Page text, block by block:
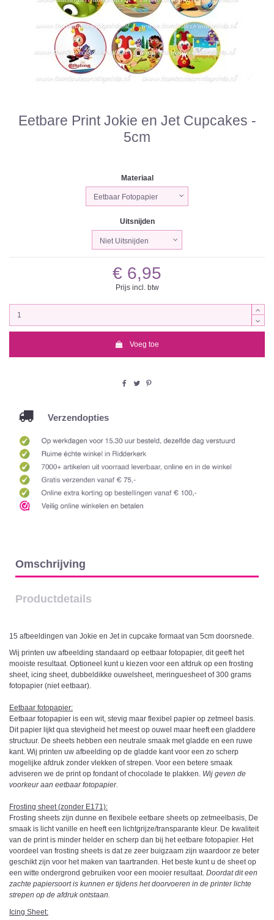
Eetbare Print Jokie en Jet Cupcakes -
5cm
Materiaal
Uitsnijden
€ 6,95
Prijs incl. btw
Voeg toe
Verzendopties
Omschrijving
Productdetails
15 afbeeldingen van Jokie en Jet in cupcake formaat van 5cm doorsnede.
Wij printen uw afbeelding standaard op eetbaar fotopapier, dit geeft het
mooiste resultaat. Optioneel kunt u kiezen voor een afdruk op een frosting
sheet, icing sheet, dubbeldikke ouwelsheet, meringuesheet of 300 grams
fotopapier (niet eetbaar).
Eetbaar fotopapier:
Eetbaar fotopapier is een wit, stevig maar flexibel papier op zetmeel basis.
Dit papier lijkt qua stevigheid het meest op ouwel maar heeft een gladdere
structuur. De sheets hebben een neutrale smaak met gladde en een ruwe
kant. Wij printen uw afbeelding op de gladde kant voor een zo scherp
mogelijke afdruk zonder vlekken of strepen. Voor een betere smaak
adviseren we de print op fondant of chocolade te plakken. Wij geven de
voorkeur aan eetbaar fotopapier.
Frosting sheet (zonder E171):
Frosting sheets zijn dunne en flexibele eetbare sheets op zetmeelbasis, De
smaak is licht vanille en heeft een lichtgrijze/transparante kleur. De kwaliteit
van de print is minder helder en scherp dan bij het eetbare fotopapier. Het
voordeel van frosting sheets is dat ze zeer buigzaam zijn waardoor ze beter
geschikt zijn voor het maken van taartranden. Het beste kunt u de sheet op
een witte ondergrond gebruiken voor een mooier resultaat. Doordat dit een
zachte papiersoort is kunnen er tijdens het doorvoeren in de printer lichte
strepen op de afdruk ontstaan.
Icing Sheet: